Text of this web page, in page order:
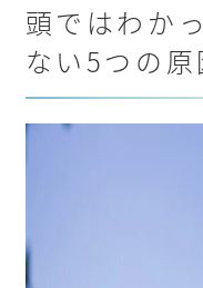
頭ではわか
ない5つの原